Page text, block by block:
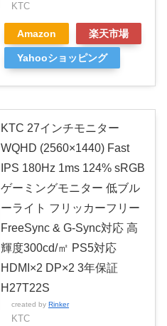
KTC
Amazon 楽天市場
Yahooショッピング
KTC 27インチモニター
WQHD (2560×1440) Fast
IPS 180Hz 1ms 124% sRGB
ゲーミングモニター 低ブル
ーライト フリッカーフリー
FreeSync & G-Sync対応 高
輝度300cd/㎡ PS5対応
HDMI×2 DP×2 3年保証
H27T22S
created by Rinker
KTC